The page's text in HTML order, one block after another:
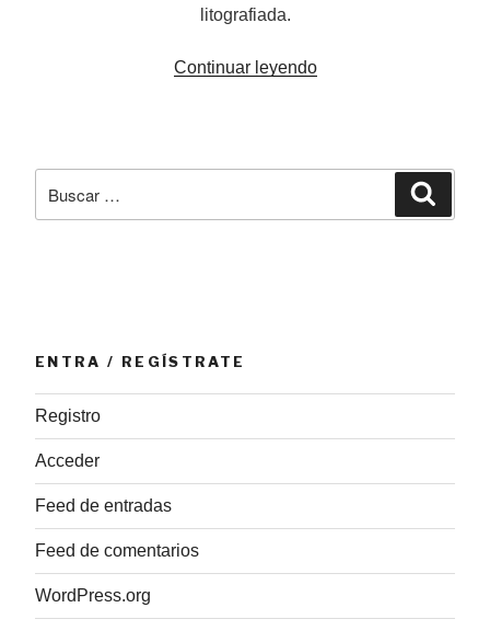
litografiada.
Continuar leyendo«Fabricantes
de
por:
ENTRA / REGÍSTRATE
Registro
Acceder
Feed de entradas
Feed de comentarios
WordPress.org